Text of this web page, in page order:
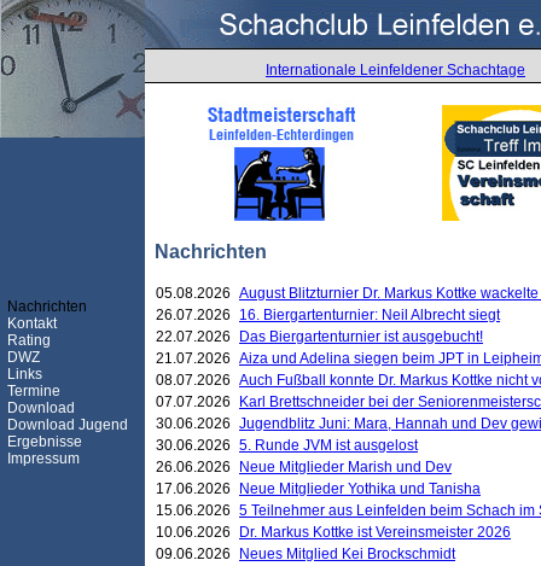
Internationale Leinfeldener Schachtage
Nachrichten
Nachrichten
Kontakt
Rating
DWZ
Links
Termine
Download
Download Jugend
Ergebnisse
Impressum
05.08.2026 August Blitzturnier Dr. Markus Kottke
26.07.2026
16. Biergartenturnier: Neil Albrecht siegt
22.07.2026
Das Biergartenturnier ist ausgebucht!
21.07.2026 Aiza und Adelina siegen beim JPT in
08.07.2026 Auch Fußball konnte Dr. Markus Kottke nicht
07.07.2026
Karl Brettschneider bei der
30.06.2026 Jugendblitz Juni: Mara, Hannah und Dev
30.06.2026 5. Runde JVM ist ausgelost
26.06.2026
Neue Mitglieder Marish und Dev
17.06.2026
Neue Mitglieder Yothika und Tanisha
15.06.2026 5 Teilnehmer aus Leinfelden beim Schach
10.06.2026
Dr. Markus Kottke ist Vereinsmeister 2026
09.06.2026
Neues Mitglied Kei Brockschmidt